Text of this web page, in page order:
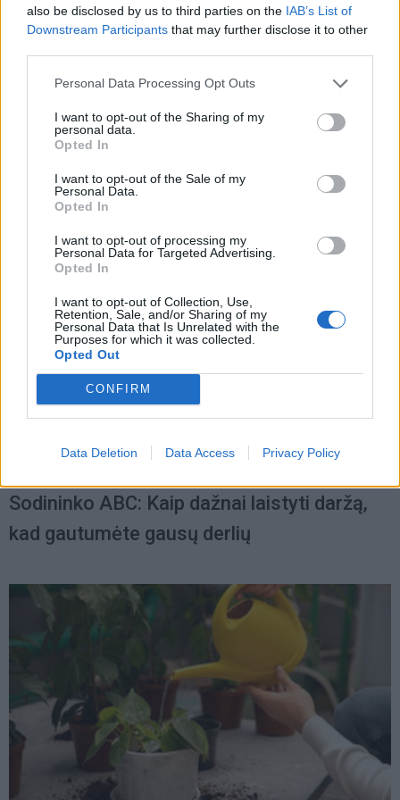
also be disclosed by us to third parties on the IAB’s List of
Downstream Participants that may further disclose it to other
Personal Data Processing Opt Outs
I want to opt-out of the Sharing of my
personal data.
Opted In
I want to opt-out of the Sale of my
Personal Data.
Opted In
I want to opt-out of processing my
Personal Data for Targeted Advertising.
Opted In
I want to opt-out of Collection, Use,
Retention, Sale, and/or Sharing of my
Personal Data that Is Unrelated with the
Purposes for which it was collected.
Opted Out
CONFIRM
Data Deletion Data Access Privacy Policy
Sodas ir daržas 2025-06-08 13:01
Kaip išsaugoti kambarines gėles atostogų
metu: gudrus triukas su laistymu
Sodininko ABC: Kaip dažnai laistyti daržą,
kad gautumėte gausų derlių